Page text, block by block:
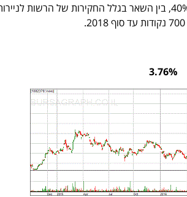
לאחר שירדה ממרץ 2016 ועד אוגוסט 2017 בכ-40%, בין השאר בגלל החקירות של הרשות